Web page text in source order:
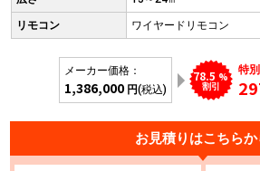
リモコン ワイヤードリモコン
メーカー価格：
1,386,000 円(税込)
78.5 %
割引
特
お見積りはこちらか